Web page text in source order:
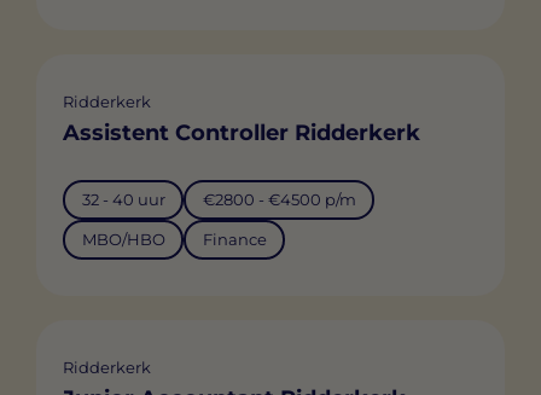
Ridderkerk
Assistent Controller Ridderkerk
32 - 40 uur €2800 - €4500 p/m
MBO/HBO Finance
Ridderkerk